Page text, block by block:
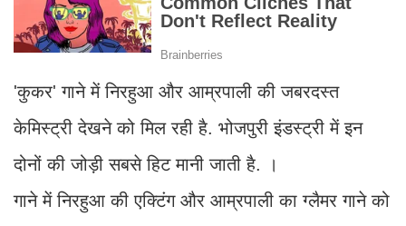
'कुकर' गाने में निरहुआ और आम्रपाली की जबरदस्त
केमिस्ट्री देखने को मिल रही है. भोजपुरी इंडस्ट्री में इन
दोनों की जोड़ी सबसे हिट मानी जाती है. ।
गाने में निरहुआ की एक्टिंग और आम्रपाली का ग्लैमर गाने को